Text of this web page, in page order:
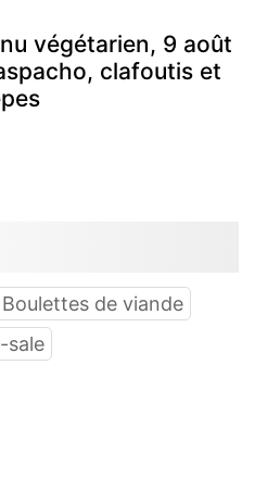
végétarien, 9 août
clafoutis et
Boulettes de viande
sale